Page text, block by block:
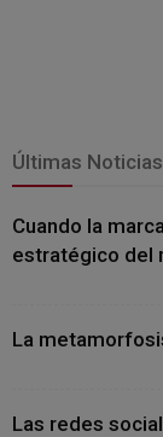
Últimas Noticias
Cuando la
estratégico del
La
Las redes